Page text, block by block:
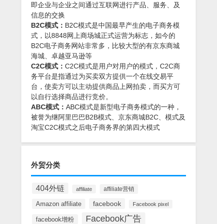
即企业与企业之间通过互联网进行产品、服务、及
信息的交换
B2C模式： B2C模式是中国最早产生的电子商务模
式，以8848网上商场城正式运营为标志，如今的
B2C电子商务网站非常多，比较大型的有京东商城
海城、卓越亚马逊等
C2C模式： C2C模式是用户对用户的模式，C2C商
务平台是指通过为买卖双方提供一个在线交易平
台，使卖方可以主动提供商品上网拍卖，而买方可
以自行选择商品进行竞价。
ABC模式： ABC模式是新型电子商务模式的一种，
被誉为继阿里巴巴B2B模式、京东商城B2C、模式及
淘宝C2C模式之后电子商务界的第四大模式
外贸分类
404外链 affiliate affiliate营销
Amazon affiliate facebook Facebook pixel
facebook增粉 Facebook广告